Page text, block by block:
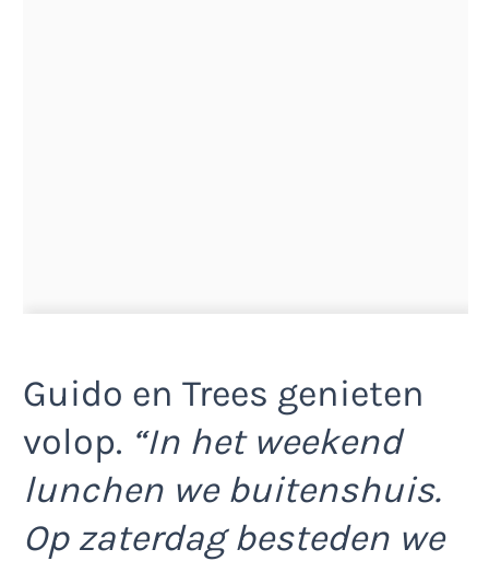
Guido en Trees genieten
volop. “In het weekend
lunchen we buitenshuis.
Op zaterdag besteden we